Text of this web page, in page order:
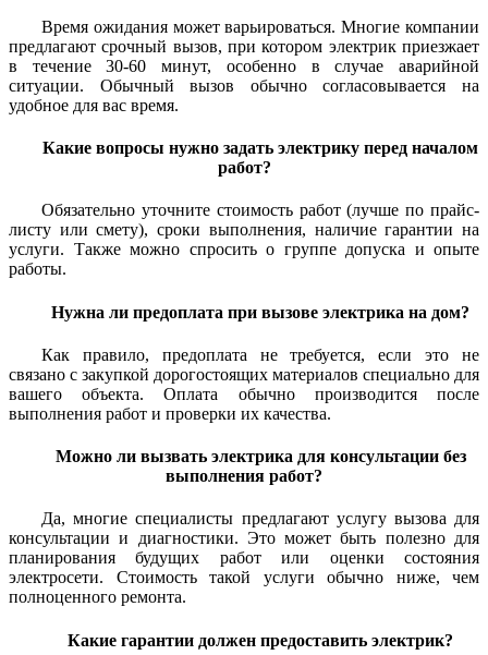
Время ожидания может варьироваться. Многие компании
предлагают срочный вызов, при котором электрик приезжает
в течение 30-60 минут, особенно в случае аварийной
ситуации. Обычный вызов обычно согласовывается на
удобное для вас время.
Какие вопросы нужно задать электрику перед началом
работ?
Обязательно уточните стоимость работ (лучше по прайс-
листу или смету), сроки выполнения, наличие гарантии на
услуги. Также можно спросить о группе допуска и опыте
работы.
Нужна ли предоплата при вызове электрика на дом?
Как правило, предоплата не требуется, если это не
связано с закупкой дорогостоящих материалов специально для
вашего объекта. Оплата обычно производится после
выполнения работ и проверки их качества.
Можно ли вызвать электрика для консультации без
выполнения работ?
Да, многие специалисты предлагают услугу вызова для
консультации и диагностики. Это может быть полезно для
планирования будущих работ или оценки состояния
электросети. Стоимость такой услуги обычно ниже, чем
полноценного ремонта.
Какие гарантии должен предоставить электрик?